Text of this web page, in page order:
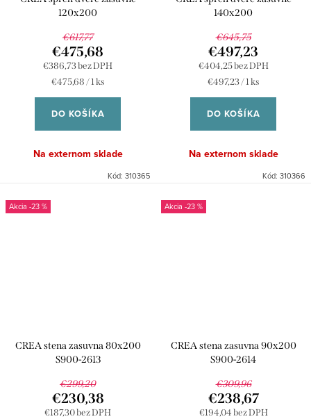
120x200
€617,77
€386,73 bez DPH
€475,68
Jednotková
€475,68 / 1 ks
DO KOŠÍKA
Na externom sklade
Kód: 310365
140x200
€645,75
€404,25 bez DPH
€497,23
Jednotková
€497,23 / 1 ks
DO KOŠÍKA
Na externom sklade
Kód: 310366
-23 %
CREA stena zasuvna 80x200
S900-2613
€299,20
€187,30 bez DPH
€230,38
-23 %
CREA stena zasuvna 90x200
S900-2614
€309,96
€194,04 bez DPH
€238,67